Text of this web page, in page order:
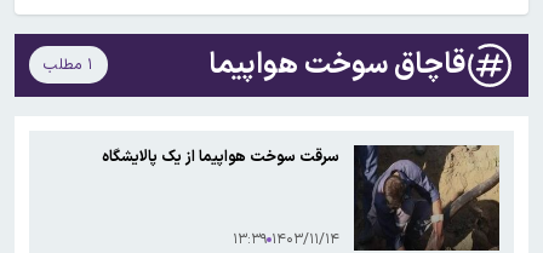
می‌گیرد / هر کسی در هوش مصنوعی پیروز شود، عملاً همه چیز را برده
است
علم‌الهدی: افرادی که می‌گویند جنگ را تمام کنید، مانند منافقین هستند
ارتباط افزایش دما و تضعیف سلامت روان کودکان
دخترش بود
خواهیم عمق آمریکا را هدف قرار دهیم
قاچاق سوخت هواپیما ۱ مطلب
سرقت سوخت هواپیما از یک پالایشگاه
۱۴۰۳/۱۱/۱۴ ۱۳:۳۹